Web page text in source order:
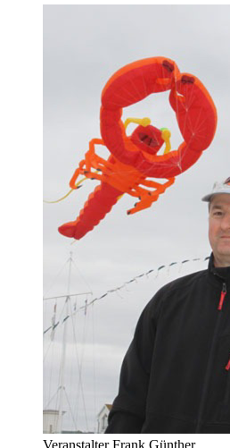
Veranstalter Frank Günther